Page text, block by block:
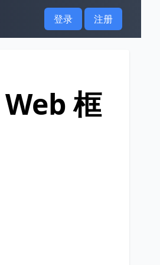
登录 注册
框